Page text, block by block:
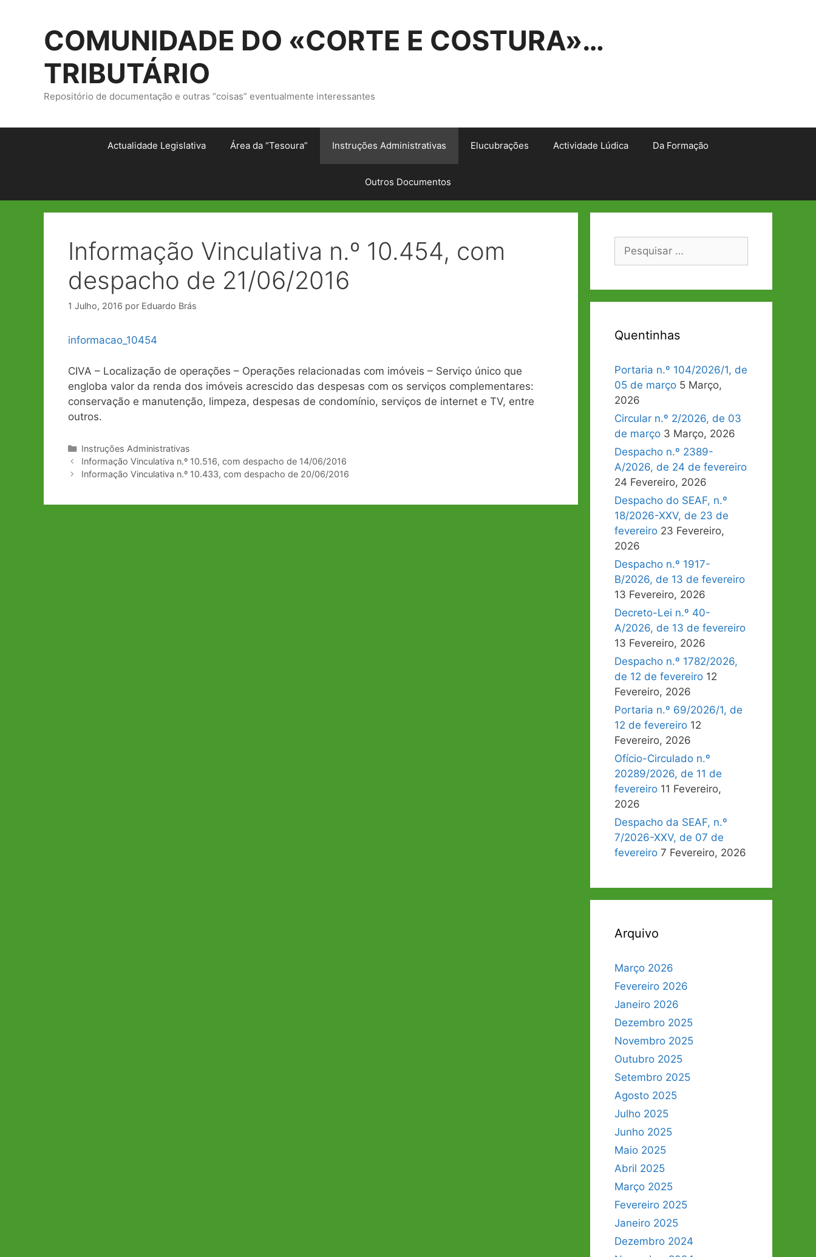
COMUNIDADE DO «CORTE E COSTURA»…
TRIBUTÁRIO
Repositório de documentação e outras “coisas” eventualmente interessantes
Actualidade Legislativa Área da “Tesoura” Instruções Administrativas Elucubrações Actividade Lúdica Da Formação
Outros Documentos
Informação Vinculativa n.º 10.454, com
despacho de 21/06/2016
1 Julho, 2016 por Eduardo Brás
informacao_10454
CIVA – Localização de operações – Operações relacionadas com imóveis – Serviço único que
engloba valor da renda dos imóveis acrescido das despesas com os serviços complementares:
conservação e manutenção, limpeza, despesas de condomínio, serviços de internet e TV, entre
outros.
Categorias
Instruções Administrativas
Navegação
de
Informação Vinculativa n.º 10.516, com despacho de 14/06/2016
Informação Vinculativa n.º 10.433, com despacho de 20/06/2016
Pesquisar
Quentinhas
Portaria n.º 104/2026/1, de
05 de março 5 Março,
2026
Circular n.º 2/2026, de 03
de março 3 Março, 2026
Despacho n.º 2389-
A/2026, de 24 de fevereiro
24 Fevereiro, 2026
Despacho do SEAF, n.º
18/2026-XXV, de 23 de
fevereiro 23 Fevereiro,
2026
Despacho n.º 1917-
B/2026, de 13 de fevereiro
13 Fevereiro, 2026
Decreto-Lei n.º 40-
A/2026, de 13 de fevereiro
13 Fevereiro, 2026
Despacho n.º 1782/2026,
de 12 de fevereiro 12
Fevereiro, 2026
Portaria n.º 69/2026/1, de
12 de fevereiro 12
Fevereiro, 2026
Ofício-Circulado n.º
20289/2026, de 11 de
fevereiro 11 Fevereiro,
2026
Despacho da SEAF, n.º
7/2026-XXV, de 07 de
fevereiro 7 Fevereiro, 2026
Arquivo
Março 2026
Fevereiro 2026
Janeiro 2026
Dezembro 2025
Novembro 2025
Outubro 2025
Setembro 2025
Agosto 2025
Julho 2025
Junho 2025
Maio 2025
Abril 2025
Março 2025
Fevereiro 2025
Janeiro 2025
Dezembro 2024